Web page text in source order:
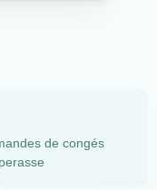
de congés